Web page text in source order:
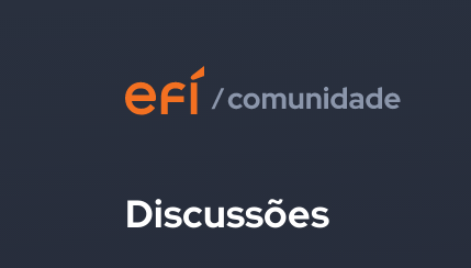
Discussões